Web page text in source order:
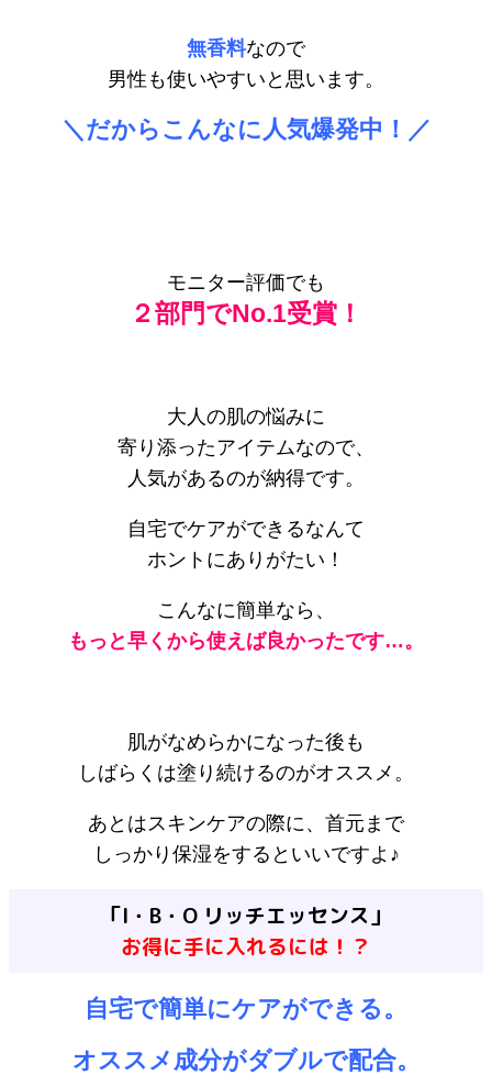
無香料なので
男性も使いやすいと思います。
＼だからこんなに人気爆発中！／
モニター評価でも
２部門でNo.1受賞！
大人の肌の悩みに
寄り添ったアイテムなので、
人気があるのが納得です。
自宅でケアができるなんて
ホントにありがたい！
こんなに簡単なら、
もっと早くから使えば良かったです…。
肌がなめらかになった後も
しばらくは塗り続けるのがオススメ。
あとはスキンケアの際に、首元まで
しっかり保湿をするといいですよ♪
「I・B・O リッチエッセンス」
お得に手に入れるには！？
自宅で簡単にケアができる。
オススメ成分がダブルで配合。